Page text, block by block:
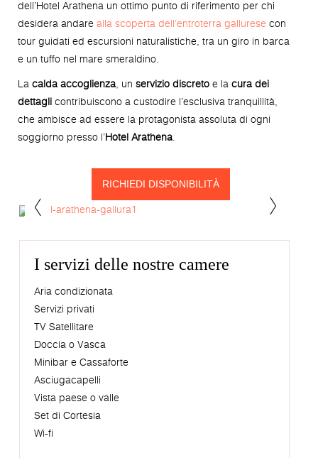
dell’Hotel Arathena un ottimo punto di riferimento per chi
desidera andare alla scoperta dell’entroterra gallurese con
tour guidati ed escursioni naturalistiche, tra un giro in barca
e un tuffo nel mare smeraldino.
La calda accoglienza , un servizio discreto e la cura dei
dettagli contribuiscono a custodire l’esclusiva tranquillità,
che ambisce ad essere la protagonista assoluta di ogni
soggiorno presso l’Hotel Arathena
RICHIEDI DISPONIBILITÀ
I servizi delle nostre camere
Aria condizionata
Servizi privati
TV Satellitare
Doccia o Vasca
Minibar e Cassaforte
Asciugacapelli
Vista paese o valle
Set di Cortesia
Wi-fi